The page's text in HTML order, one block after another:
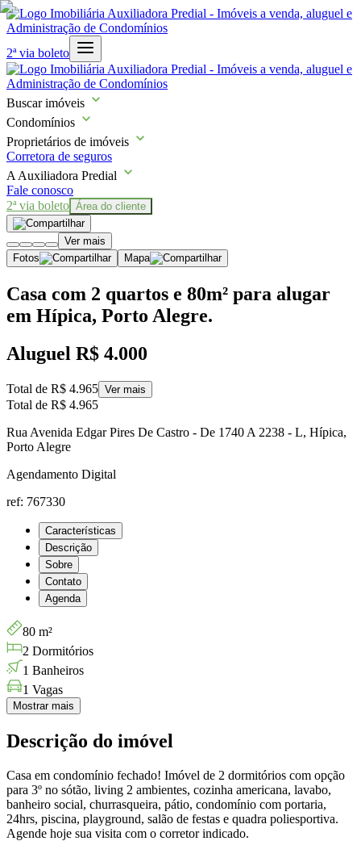
2ª via boleto
Buscar imóveis
Condomínios
Proprietários de imóveis
Corretora de seguros
A Auxiliadora Predial
Fale conosco
2ª via boleto Área do cliente
Ver mais
Fotos
Mapa
Casa com 2 quartos e 80m² para alugar
em Hípica, Porto Alegre.
Aluguel R$ 4.000
Total de R$ 4.965 Ver mais
Total de R$ 4.965
Rua Avenida Edgar Pires De Castro - De 1740 A 2238 - L, Hípica,
Porto Alegre
Agendamento Digital
ref: 767330
Características
Descrição
Sobre
Contato
Agenda
80 m²
2 Dormitórios
1 Banheiros
1 Vagas
Mostrar mais
Descrição do imóvel
Casa em condomínio fechado! Imóvel de 2 dormitórios com opção
para 3º no sótão, living 2 ambientes, cozinha americana, lavabo,
banheiro social, churrasqueira, pátio, condomínio com portaria,
24hrs, piscina, playground, salão de festas e quadra poliesportiva.
Agende hoje sua visita com o corretor indicado.